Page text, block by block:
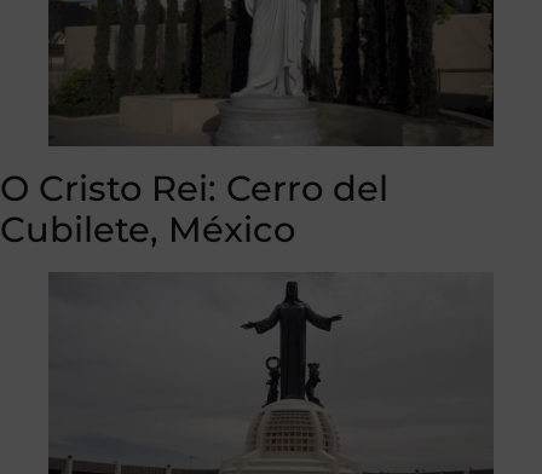
O Cristo Rei: Cerro del
Cubilete, México